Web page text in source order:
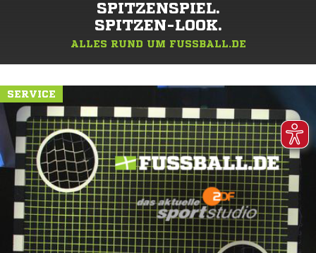
SPITZENSPIEL.
SPITZEN-LOOK.
ALLES RUND UM FUSSBALL.DE
SERVICE